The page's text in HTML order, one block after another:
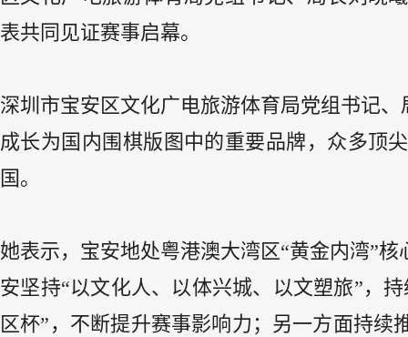
表共同见证赛事启幕。
深圳市宝安区文化广电旅游体育局党组书记
成长为国内围棋版图中的重要品牌，众多顶
国。
她表示，宝安地处粤港澳大湾区“黄金内湾”
安坚持“以文化人、以体兴城、以文塑旅”，
区杯”，不断提升赛事影响力；另一方面持